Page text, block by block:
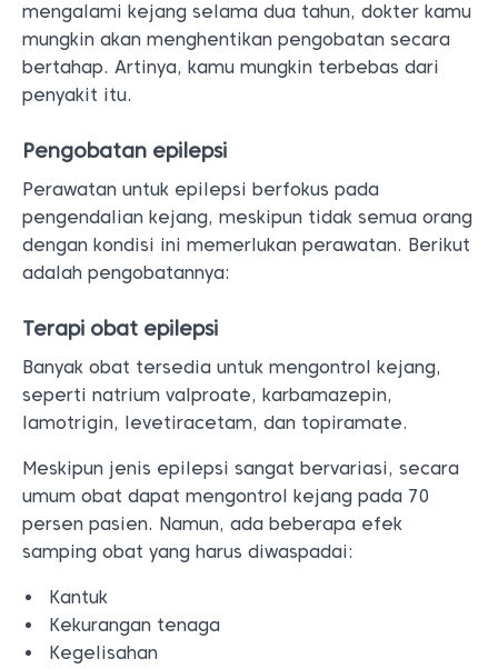
mengalami kejang selama dua tahun, dokter kamu
mungkin akan menghentikan pengobatan secara
bertahap. Artinya, kamu mungkin terbebas dari
penyakit itu.
Pengobatan epilepsi
Perawatan untuk epilepsi berfokus pada
pengendalian kejang, meskipun tidak semua orang
dengan kondisi ini memerlukan perawatan. Berikut
adalah pengobatannya:
Terapi obat epilepsi
Banyak obat tersedia untuk mengontrol kejang,
seperti natrium valproate, karbamazepin,
lamotrigin, levetiracetam, dan topiramate.
Meskipun jenis epilepsi sangat bervariasi, secara
umum obat dapat mengontrol kejang pada 70
persen pasien. Namun, ada beberapa efek
samping obat yang harus diwaspadai:
Kantuk
Kekurangan tenaga
Kegelisahan